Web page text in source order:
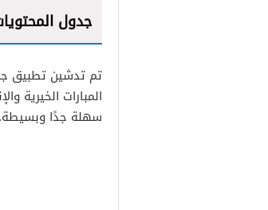
جدول
2
تم تدشين تطبيق
المبارات الخيرية
سهلة جدًا وبسيطة.